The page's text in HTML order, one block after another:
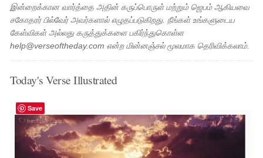
இன்றைக்கான வார்த்தை அதின் கருப்பொருள் மற்றும் ஜெபம் ஆகியவை
சகோதரர் பில்வேர் அவர்களால் எழுதப்படுகிறது. நீங்கள் உங்களுடைய
கேள்விகள் அல்லது கருத்துக்களை பகிர்ந்துகொள்ள
help@verseoftheday.com என்ற மின்னஞ்சல் மூலமாக தெரிவிக்கலாம்.
Today's Verse Illustrated
Save